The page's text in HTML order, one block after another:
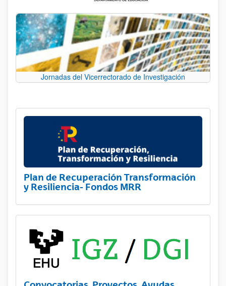
Jornadas del Vicerrectorado de Investigación
Plan de Recuperación Transformación
y Resiliencia- Fondos MRR